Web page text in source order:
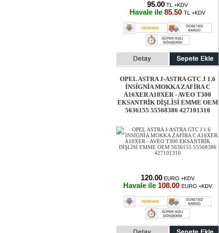
95.00 TL +KDV
Havale ile 85.50 TL +KDV
OPEL ASTRA J-ASTRA GTC J 1.6
İNSİGNİA MOKKA ZAFİRA C
A16XER A18XER - AVEO T300
EKSANTRİK DİŞLİSİ EMME OEM
5636155 55568386 427101310
120.00 EURO +KDV
Havale ile 108.00 EURO +KDV